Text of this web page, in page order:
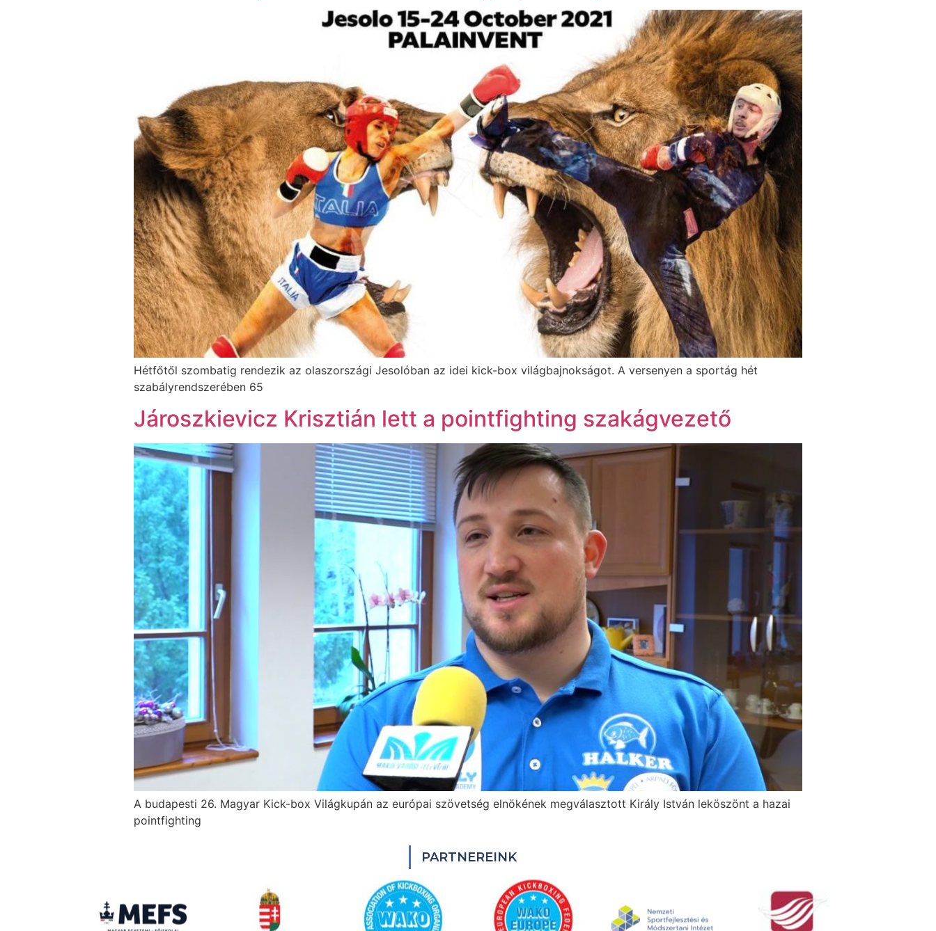
Hétfőtől szombatig rendezik az olaszországi Jesolóban az idei kick-box világbajnokságot. A versenyen a sportág hét
szabályrendszerében 65
Jároszkievicz Krisztián lett a pointfighting szakágvezető
A budapesti 26. Magyar Kick-box Világkupán az európai szövetség elnökének megválasztott Király István leköszönt a hazai
pointfighting
PARTNEREINK